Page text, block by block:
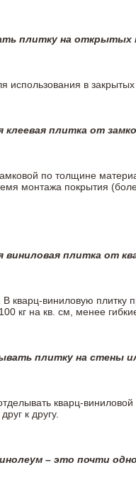
плитку на открытых
использования в
клеевая плитка от
по толщине
монтажа покрытия
виниловая плитка от
кварц-виниловую
кг на кв. см, менее
плитку на стены
кварц-
к другу.
– это почти